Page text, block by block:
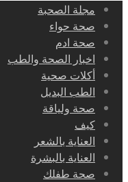
مجلة الصحبة
صحة حواء
صحة ادم
اخبار الصحة والطب
أكلات صحية
الطب البديل
صحة ولياقة
كيف
العناية بالشعر
العناية بالبشرة
صحة طفلك